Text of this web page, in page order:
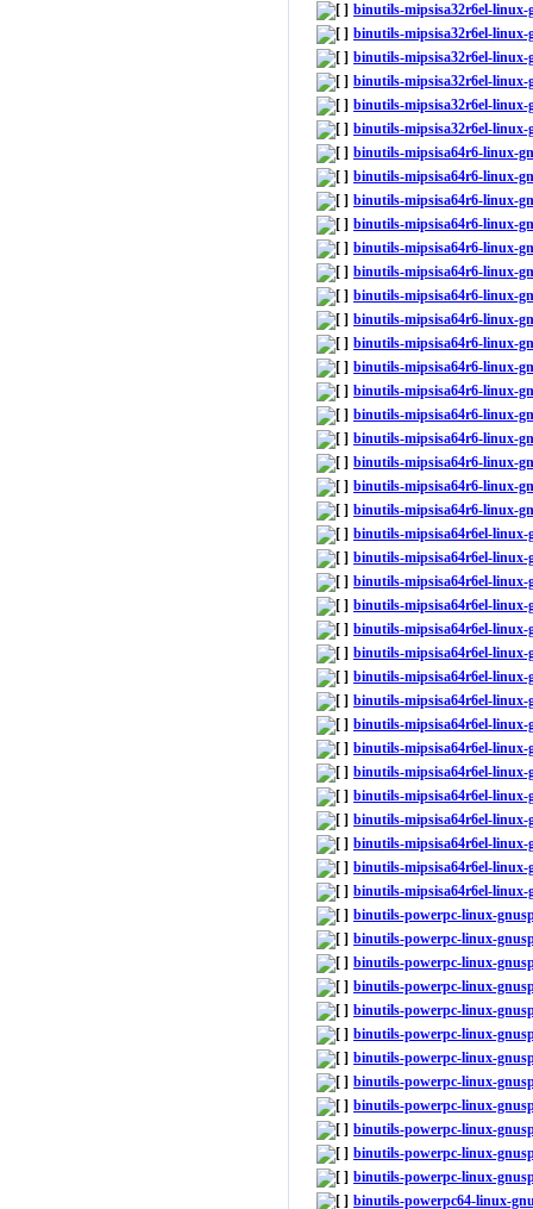
binutils-mipsisa32r6el-linux-
binutils-mipsisa32r6el-linux-
binutils-mipsisa32r6el-linux-
binutils-mipsisa32r6el-linux-
binutils-mipsisa32r6el-linux-
binutils-mipsisa32r6el-linux-
binutils-mipsisa64r6-linux-
binutils-mipsisa64r6-linux-
binutils-mipsisa64r6-linux-
binutils-mipsisa64r6-linux-
binutils-mipsisa64r6-linux-
binutils-mipsisa64r6-linux-
binutils-mipsisa64r6-linux-
binutils-mipsisa64r6-linux-
binutils-mipsisa64r6-linux-
binutils-mipsisa64r6-linux-
binutils-mipsisa64r6-linux-
binutils-mipsisa64r6-linux-
binutils-mipsisa64r6-linux-
binutils-mipsisa64r6-linux-
binutils-mipsisa64r6-linux-
binutils-mipsisa64r6-linux-
binutils-mipsisa64r6el-linux-
binutils-mipsisa64r6el-linux-
binutils-mipsisa64r6el-linux-
binutils-mipsisa64r6el-linux-
binutils-mipsisa64r6el-linux-
binutils-mipsisa64r6el-linux-
binutils-mipsisa64r6el-linux-
binutils-mipsisa64r6el-linux-
binutils-mipsisa64r6el-linux-
binutils-mipsisa64r6el-linux-
binutils-mipsisa64r6el-linux-
binutils-mipsisa64r6el-linux-
binutils-mipsisa64r6el-
binutils-mipsisa64r6el-
binutils-mipsisa64r6el-
binutils-mipsisa64r6el-
binutils-powerpc-linux-
binutils-powerpc-linux-
binutils-powerpc-linux-
binutils-powerpc-linux-
binutils-powerpc-linux-
binutils-powerpc-linux-
binutils-powerpc-linux-
binutils-powerpc-linux-
binutils-powerpc-linux-
binutils-powerpc-linux-
binutils-powerpc-linux-
binutils-powerpc-linux-
binutils-powerpc64-linux-